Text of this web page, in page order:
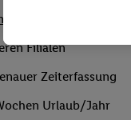
Filialen
Zeiterfassung
Urlaub/Jahr
Die Erstellung
angereicherten
Ihr Kaufverhalten in
Speichern von und/
(sogenannten